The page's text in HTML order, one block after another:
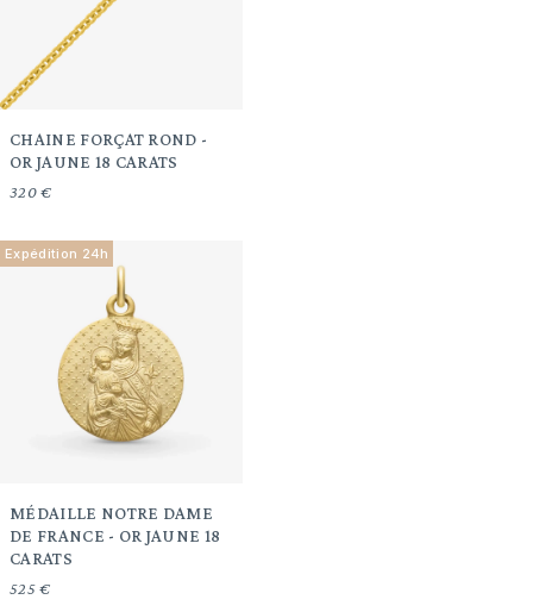
CHAINE FORÇAT ROND -
OR JAUNE 18 CARATS
320 €
Expédition 24h
MÉDAILLE NOTRE DAME
DE FRANCE - OR JAUNE 18
CARATS
525 €